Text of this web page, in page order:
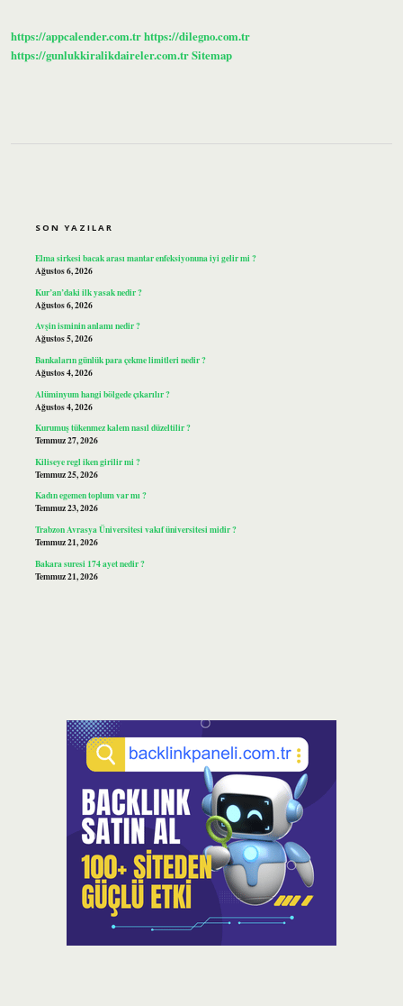
https://appcalender.com.trhttps://dilegno.com.tr
https://gunlukkiralikdaireler.com.trSitemap
SON YAZILAR
Elma sirkesi bacak arası mantar enfeksiyonuna iyi gelir mi ?
Ağustos 6, 2026
Kur’an’daki ilk yasak nedir ?
Ağustos 6, 2026
Avşin isminin anlamı nedir ?
Ağustos 5, 2026
Bankaların günlük para çekme limitleri nedir ?
Ağustos 4, 2026
Alüminyum hangi bölgede çıkarılır ?
Ağustos 4, 2026
Kurumuş tükenmez kalem nasıl düzeltilir ?
Temmuz 27, 2026
Kiliseye regl iken girilir mi ?
Temmuz 25, 2026
Kadın egemen toplum var mı ?
Temmuz 23, 2026
Trabzon Avrasya Üniversitesi vakıf üniversitesi midir ?
Temmuz 21, 2026
Bakara suresi 174 ayet nedir ?
Temmuz 21, 2026